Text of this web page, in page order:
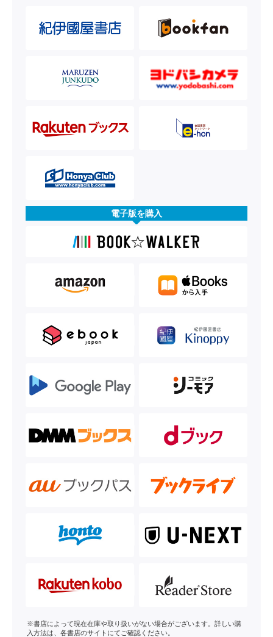
電子版を購入
※書店によって現在在庫や取り扱いがない場合がございます。詳しい購
入方法は、各書店のサイトにてご確認ください。